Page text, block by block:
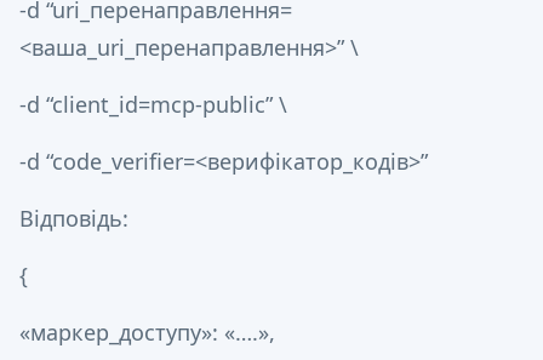
-d “uri_перенаправлення=
<ваша_uri_перенаправлення>” \
-d “client_id=mcp-public” \
-d “code_verifier=<верифікатор_кодів>”
Відповідь:
{
«маркер_доступу»: «….»,